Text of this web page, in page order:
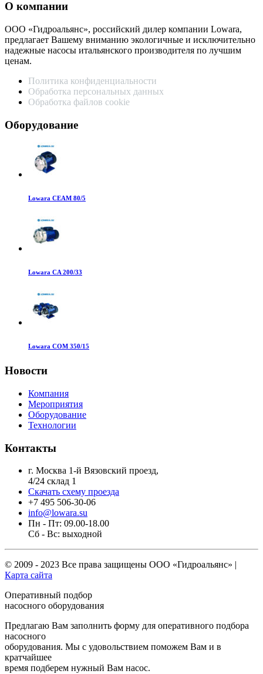
О компании
ООО «Гидроальянс», российский дилер компании Lowara,
предлагает Вашему вниманию экологичные и исключительно
надежные насосы итальянского производителя по лучшим
ценам.
Политика конфиденциальности
Обработка персональных данных
Обработка файлов cookie
Оборудование
Lowara CEAM 80/5
Lowara CA 200/33
Lowara COM 350/15
Новости
Компания
Мероприятия
Оборудование
Технологии
Контакты
г. Москва 1-й Вязовский проезд,
4/24 склад 1
Скачать схему проезда
+7 495 506-30-06
info@lowara.su
Пн - Пт: 09.00-18.00
Сб - Вс: выходной
© 2009 - 2023 Все права защищены ООО «Гидроальянс» |
Карта сайта
Оперативный подбор
насосного оборудования
Предлагаю Вам заполнить форму для оперативного подбора
насосного
оборудования. Мы с удовольствием поможем Вам и в
кратчайшее
время подберем нужный Вам насос.